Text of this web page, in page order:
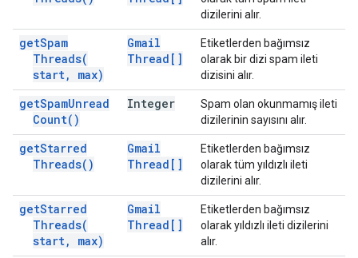
dizilerini alır.
getSpam
Threads(
start, max)
Gmail
Thread[]
Etiketlerden bağımsız
olarak bir dizi spam ileti
dizisini alır.
getSpamUnread
Count( )
Integer
Spam olan okunmamış ileti
dizilerinin sayısını alır.
getStarred
Threads( )
Gmail
Thread[]
Etiketlerden bağımsız
olarak tüm yıldızlı ileti
dizilerini alır.
getStarred
Threads(
start, max)
Gmail
Thread[]
Etiketlerden bağımsız
olarak yıldızlı ileti dizilerini
alır.